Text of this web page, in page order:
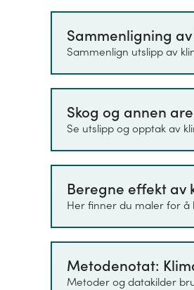
enhet CO
2
-
sammenligne
"Spørsmål og
Samme
Det første året
lokalt nivå.
variere fra
imidlertid
Sammenligning
Sammenlign utslipp av
Skog og annen
Se utslipp og opptak av
Beregne effekt av
Her finner du maler for å
Metodenotat:
Metoder og datakilder